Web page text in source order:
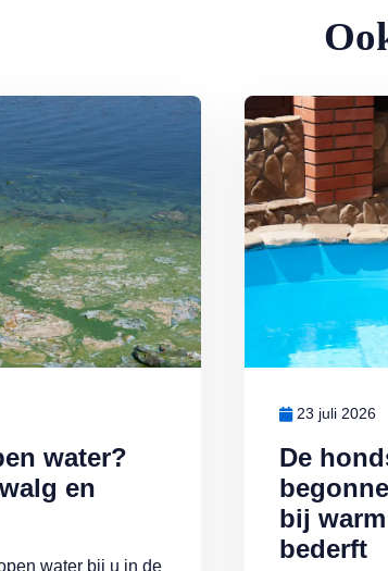
water?
en
water bij u in de
water? Waak voor blauwalg en botulisme
De
bij
bederft
23 juli 2026
Lees meer over De